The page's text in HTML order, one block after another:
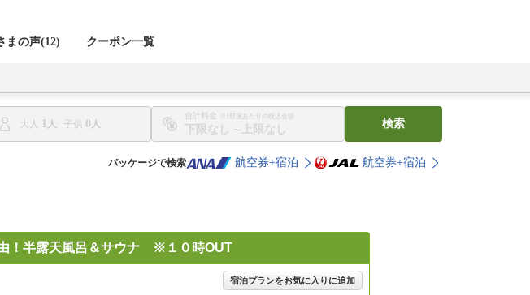
まの声(12) クーポン一覧
大人 1 子供 0
合計料金 ※1部屋あたりの税込金額
〜
検索
パッケージで検索 航空券+宿泊 航空券+宿泊
！半露天風呂＆サウナ ※１０時OUT
宿泊プランをお気に入りに追加